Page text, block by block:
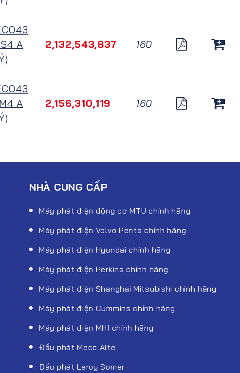
A
2,132,543,837 160
A
2,156,310,119 160
NHÀ CUNG CẤP
Máy phát điện động cơ MTU chính hãng
Máy phát điện Volvo Penta chính hãng
Máy phát điện Hyundai chính hãng
Máy phát điện Perkins chính hãng
Máy phát điện Shanghai Mitsubishi chính hãng
Máy phát điện Cummins chính hãng
Máy phát điện MHI chính hãng
Đầu phát Mecc Alte
Đầu phát Leroy Somer